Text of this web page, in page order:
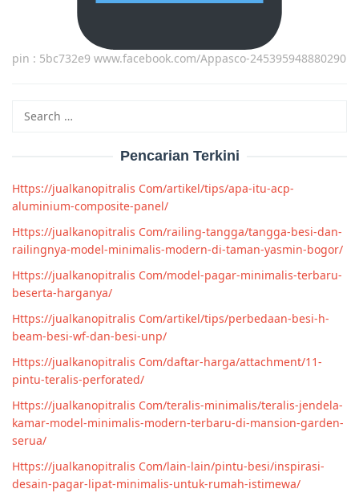
pin : 5bc732e9 www.facebook.com/Appasco-245395948880290
Pencarian Terkini
Https://jualkanopitralis Com/artikel/tips/apa-itu-acp-
aluminium-composite-panel/
Https://jualkanopitralis Com/railing-tangga/tangga-besi-dan-
railingnya-model-minimalis-modern-di-taman-yasmin-bogor/
Https://jualkanopitralis Com/model-pagar-minimalis-terbaru-
beserta-harganya/
Https://jualkanopitralis Com/artikel/tips/perbedaan-besi-h-
beam-besi-wf-dan-besi-unp/
Https://jualkanopitralis Com/daftar-harga/attachment/11-
pintu-teralis-perforated/
Https://jualkanopitralis Com/teralis-minimalis/teralis-jendela-
kamar-model-minimalis-modern-terbaru-di-mansion-garden-
serua/
Https://jualkanopitralis Com/lain-lain/pintu-besi/inspirasi-
desain-pagar-lipat-minimalis-untuk-rumah-istimewa/